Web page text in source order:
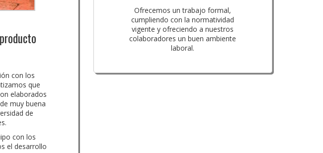
con los
que
elaborados
muy buena
de
con los
el desarrollo
Ofrecemos un trabajo formal,
cumpliendo con la normatividad
vigente y ofreciendo a nuestros
colaboradores un buen ambiente
laboral.